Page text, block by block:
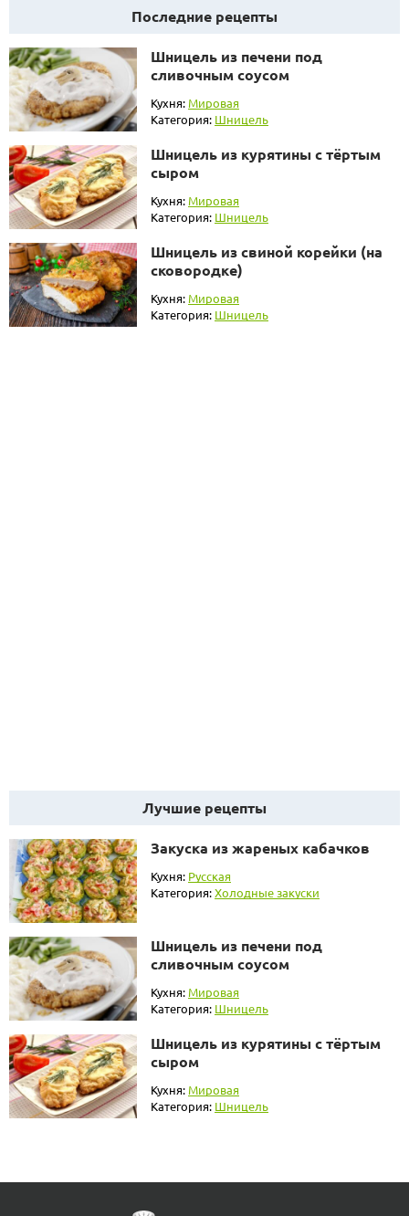
Последние рецепты
Шницель из печени под
сливочным соусом
Кухня: Мировая
Категория: Шницель
Шницель из курятины с тёртым
сыром
Кухня: Мировая
Категория: Шницель
Шницель из свиной корейки (на
сковородке)
Кухня: Мировая
Категория: Шницель
Лучшие рецепты
Закуска из жареных кабачков
Кухня: Русская
Категория:Холодные закуски
Шницель из печени под
сливочным соусом
Кухня: Мировая
Категория: Шницель
Шницель из курятины с тёртым
сыром
Кухня: Мировая
Категория: Шницель